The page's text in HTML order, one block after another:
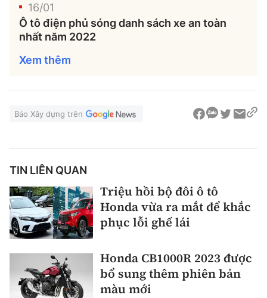
16/01
Ô tô điện phủ sóng danh sách xe an toàn
nhất năm 2022
Xem thêm
Báo Xây dựng trên
TIN LIÊN QUAN
Triệu hồi bộ đôi ô tô
Honda vừa ra mắt để khắc
phục lỗi ghế lái
Honda CB1000R 2023 được
bổ sung thêm phiên bản
màu mới